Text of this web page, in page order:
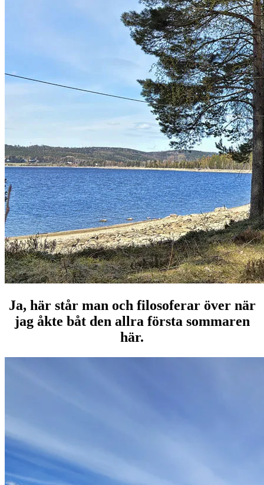
Ja, här står man och filosoferar över när
jag åkte båt den allra första sommaren
här.